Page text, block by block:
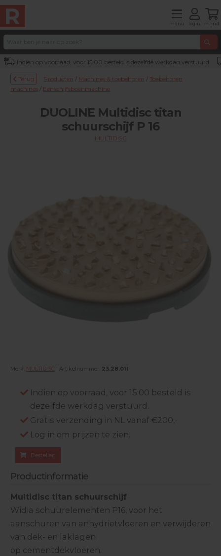
menu login mand
Indien op voorraad, voor 15:00 besteld is dezelfde werkdag verstuurd
Terug Producten / Machines & toebehoren / Toebehoren
machines / Eenschijfsboenmachine
DUOLINE Multidisc titan
schuurschijf P 16
MULTIDISC
Merk: MULTIDISC | Artikelnummer: 23.28.011
Indien op voorraad, voor 15:00 besteld is
dezelfde werkdag verstuurd.
Gratis verzending in NL vanaf €200,-
Log in om prijzen te zien.
Bestellen
Productinformatie
Multidisc titan schuurschijf
Widia schuurelementen P16, voor het
aanschuren van anhydrietvloeren en verwijderen
van dek- en laklagen
op cementdekvloeren.